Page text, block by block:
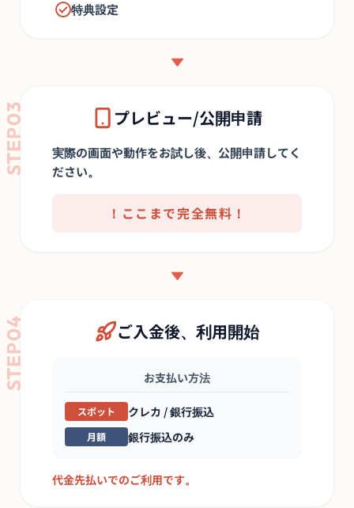
特典設定
STEP03 プレビュー/公開申請
実際の画面や動作をお試し後、公開申請してく
ださい。
！ここまで完全無料！
STEP04 ご入金後、利用開始
お支払い方法
スポット クレカ / 銀行振込
月額 銀行振込のみ
代金先払いでのご利用です。